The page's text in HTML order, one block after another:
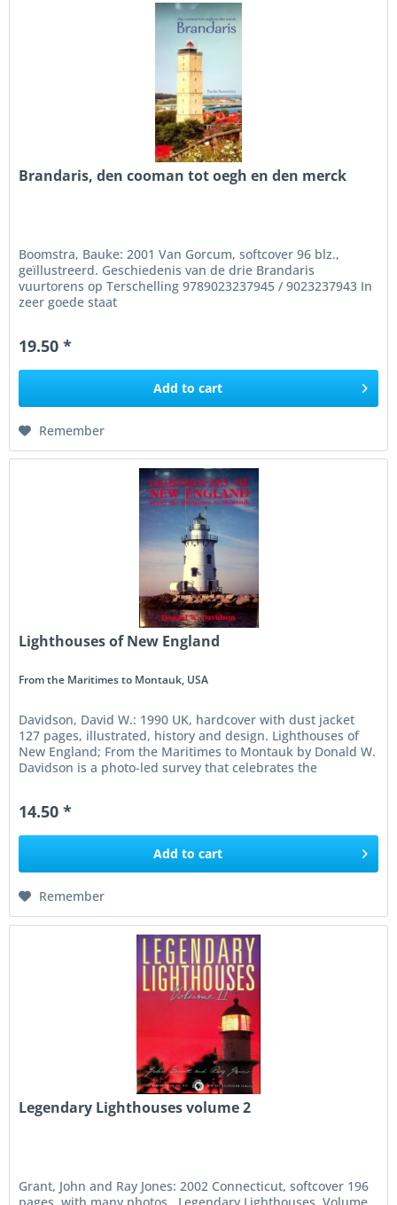
Brandaris, den cooman tot oegh en den merck
Boomstra, Bauke: 2001 Van Gorcum, softcover 96 blz.,
geïllustreerd. Geschiedenis van de drie Brandaris
vuurtorens op Terschelling 9789023237945 / 9023237943 In
zeer goede staat
19.50 *
Add to cart
Remember
Lighthouses of New England
From the Maritimes to Montauk, USA
Davidson, David W.: 1990 UK, hardcover with dust jacket
127 pages, illustrated, history and design. Lighthouses of
New England; From the Maritimes to Montauk by Donald W.
Davidson is a photo-led survey that celebrates the
14.50 *
Add to cart
Remember
Legendary Lighthouses volume 2
Grant, John and Ray Jones: 2002 Connecticut, softcover 196